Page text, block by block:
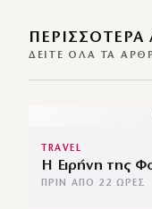
ΠΕΡΙΣΣΌΤΕΡΑ
ΔΕΊΤΕ ΌΛΑ ΤΑ
TRAVEL
Η Ειρήνη της
ΠΡΙΝ ΑΠΌ 22 ΏΡΕΣ